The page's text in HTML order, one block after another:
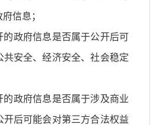
信息；
的政府信息是否属于公开后可
共安全、经济安全、社会稳定
的政府信息是否属于涉及商业
开后可能会对第三方合法权益